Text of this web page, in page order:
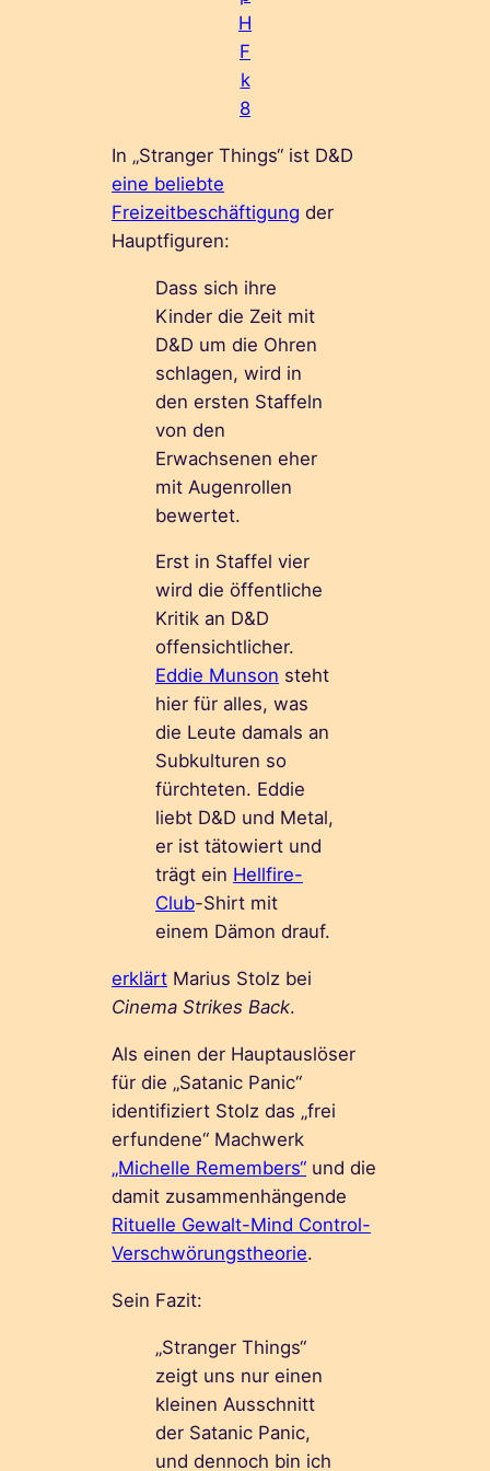
H
F
k
8
In „Stranger Things“ ist D&D
eine beliebte
Freizeitbeschäftigung der
Hauptfiguren:
Dass sich ihre
Kinder die Zeit mit
D&D um die Ohren
schlagen, wird in
den ersten Staffeln
von den
Erwachsenen eher
mit Augenrollen
bewertet.
Erst in Staffel vier
wird die öffentliche
Kritik an D&D
offensichtlicher.
Eddie Munson steht
hier für alles, was
die Leute damals an
Subkulturen so
fürchteten. Eddie
liebt D&D und Metal,
er ist tätowiert und
trägt ein Hellfire-
Club-Shirt mit
einem Dämon drauf.
erklärt Marius Stolz bei
Cinema Strikes Back.
Als einen der Hauptauslöser
für die „Satanic Panic“
identifiziert Stolz das „frei
erfundene“ Machwerk
„Michelle Remembers“ und die
damit zusammenhängende
Rituelle Gewalt-Mind Control-
Verschwörungstheorie.
Sein Fazit:
„Stranger Things“
zeigt uns nur einen
kleinen Ausschnitt
der Satanic Panic,
und dennoch bin ich